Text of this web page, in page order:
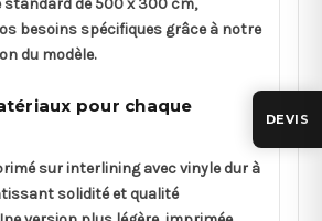
besoins spécifiques grâce à notre
du modèle.
pour chaque
sur interlining avec vinyle dur à
solidité et qualité
DEVIS